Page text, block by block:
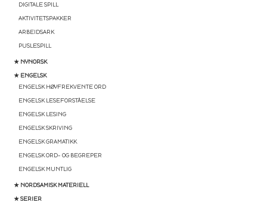
DIGITALE SPILL
AKTIVITETSPAKKER
ARBEIDSARK
PUSLESPILL
★ NYNORSK
★ ENGELSK
ENGELSK HØYFREKVENTE ORD
ENGELSK LESEFORSTÅELSE
ENGELSK LESING
ENGELSK SKRIVING
ENGELSK GRAMATIKK
ENGELSK ORD- OG BEGREPER
ENGELSK MUNTLIG
★ NORDSAMISK MATERIELL
★ SERIER